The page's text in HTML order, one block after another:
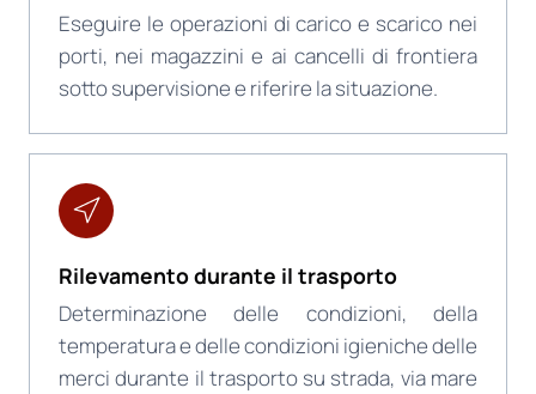
Eseguire le operazioni di carico e scarico nei
porti, nei magazzini e ai cancelli di frontiera
sotto supervisione e riferire la situazione.
Rilevamento durante il trasporto
Determinazione delle condizioni, della
temperatura e delle condizioni igieniche delle
merci durante il trasporto su strada, via mare